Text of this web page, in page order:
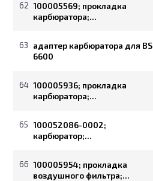
62 100005569; прокладка
карбюратора;...
63
адаптер карбюратора для BS
6600
64 100005936; прокладка
карбюратора;...
65 100052086-0002;
карбюратор;...
66 100005954; прокладка
воздушного фильтра;...